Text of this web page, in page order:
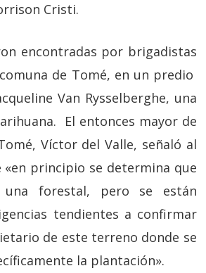
Cristi.
encontradas por brigadistas
de Tomé, en un predio
Van Rysselberghe, una
El entonces mayor de
Víctor del Valle, señaló al
«en principio se determina que
una forestal, pero se están
tendientes a confirmar
de este terreno donde se
la plantación».